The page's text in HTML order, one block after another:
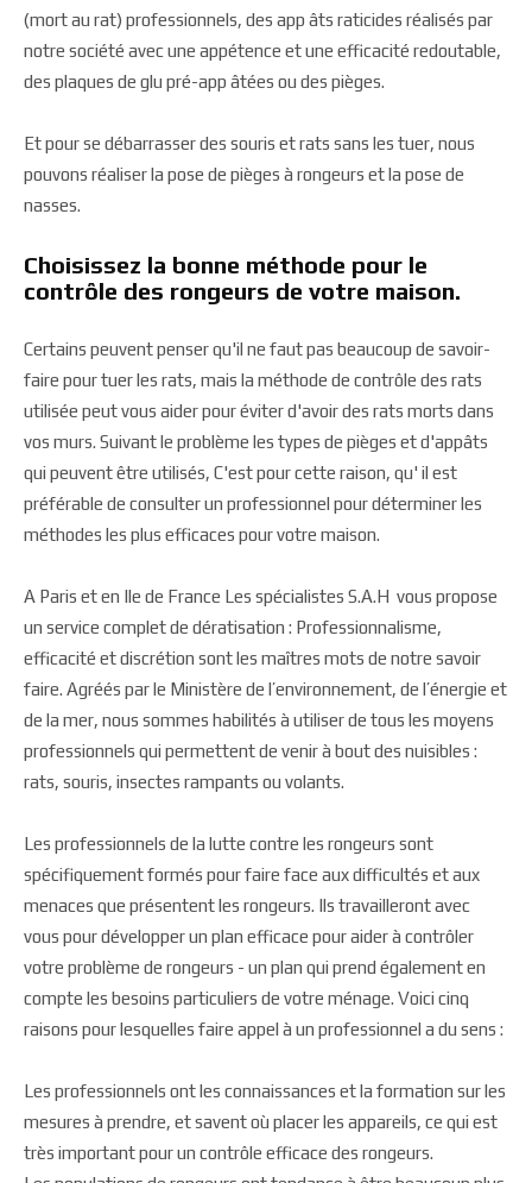
(mort au rat) professionnels, des app âts raticides réalisés par
notre société avec une appétence et une efficacité redoutable,
des plaques de glu pré-app âtées ou des pièges.
Et pour se débarrasser des souris et rats sans les tuer, nous
pouvons réaliser la pose de pièges à rongeurs et la pose de
nasses.
Choisissez la bonne méthode pour le
contrôle des rongeurs de votre maison.
Certains peuvent penser qu'il ne faut pas beaucoup de savoir-
faire pour tuer les rats, mais la méthode de contrôle des rats
utilisée peut vous aider pour éviter d'avoir des rats morts dans
vos murs. Suivant le problème les types de pièges et d'appâts
qui peuvent être utilisés, C'est pour cette raison, qu' il est
préférable de consulter un professionnel pour déterminer les
méthodes les plus efficaces pour votre maison.
A Paris et en Ile de France Les spécialistes S.A.H vous propose
un service complet de dératisation : Professionnalisme,
efficacité et discrétion sont les maîtres mots de notre savoir
faire. Agréés par le Ministère de l’environnement, de l’énergie et
de la mer, nous sommes habilités à utiliser de tous les moyens
professionnels qui permettent de venir à bout des nuisibles :
rats, souris, insectes rampants ou volants.
Les professionnels de la lutte contre les rongeurs sont
spécifiquement formés pour faire face aux difficultés et aux
menaces que présentent les rongeurs. Ils travailleront avec
vous pour développer un plan efficace pour aider à contrôler
votre problème de rongeurs - un plan qui prend également en
compte les besoins particuliers de votre ménage. Voici cinq
raisons pour lesquelles faire appel à un professionnel a du sens :
Les professionnels ont les connaissances et la formation sur les
mesures à prendre, et savent où placer les appareils, ce qui est
très important pour un contrôle efficace des rongeurs.